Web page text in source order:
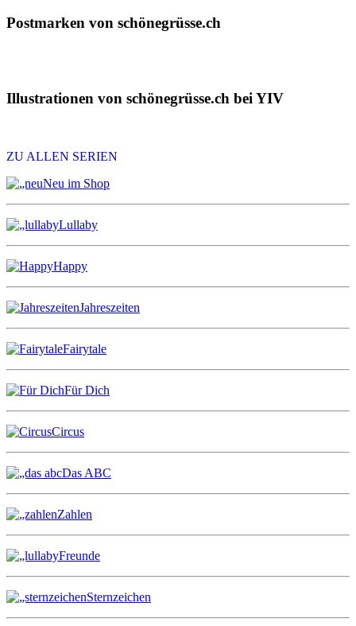
Postmarken von schönegrüsse.ch
Illustrationen von schönegrüsse.ch bei YIV
ZU ALLEN SERIEN
Neu im Shop
Lullaby
Happy
Jahreszeiten
Fairytale
Für Dich
Circus
Das ABC
Zahlen
Freunde
Sternzeichen